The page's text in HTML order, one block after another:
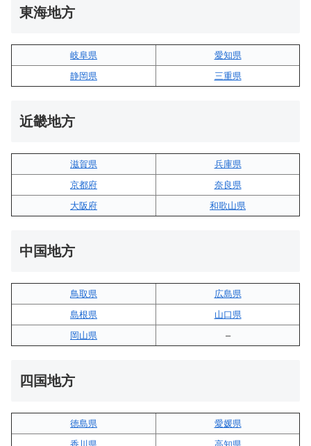
東海地方
岐阜県
愛知県
静岡県
三重県
近畿地方
滋賀県
兵庫県
京都府
奈良県
大阪府
和歌山県
中国地方
鳥取県
広島県
島根県
山口県
岡山県
–
四国地方
徳島県
愛媛県